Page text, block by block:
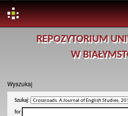
REPOZYTORIUM
W
Wyszukaj
Szukaj:
for